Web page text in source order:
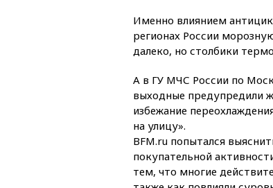
Именно влиянием
регионах России
далеко, но столбики
А в ГУ МЧС России по
выходные предупредили
избежание
на улицу».
BFM.ru попытался
покупательной
тем, что многие